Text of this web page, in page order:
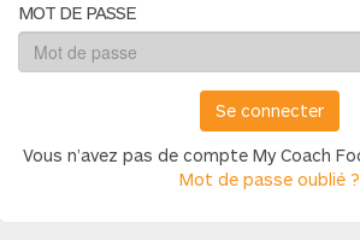
MOT DE PASSE
Se connecter
Vous n’avez pas de compte My Coach
Mot de passe oublié ?